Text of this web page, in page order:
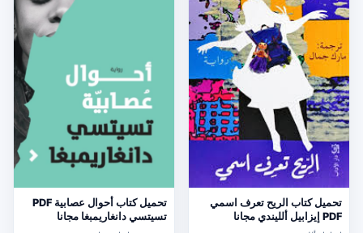
تحميل كتاب الريح تعرف اسمي
PDF إيزابيل ألليندي مجانا
تحميل كتاب أحوال عصابية PDF
تسيتسي دانغاريمبغا مجانا